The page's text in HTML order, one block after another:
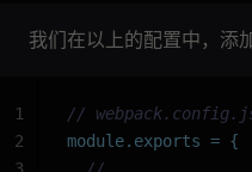
我们在以上的配置中，添
//
module.exports = {
1
2